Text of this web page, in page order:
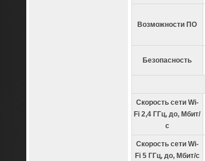
Возможности ПО
Безопасность
Скорость сети Wi-
Fi 2,4 ГГц, до, Мбит/
с
Скорость сети Wi-
Fi 5 ГГц, до, Мбит/с